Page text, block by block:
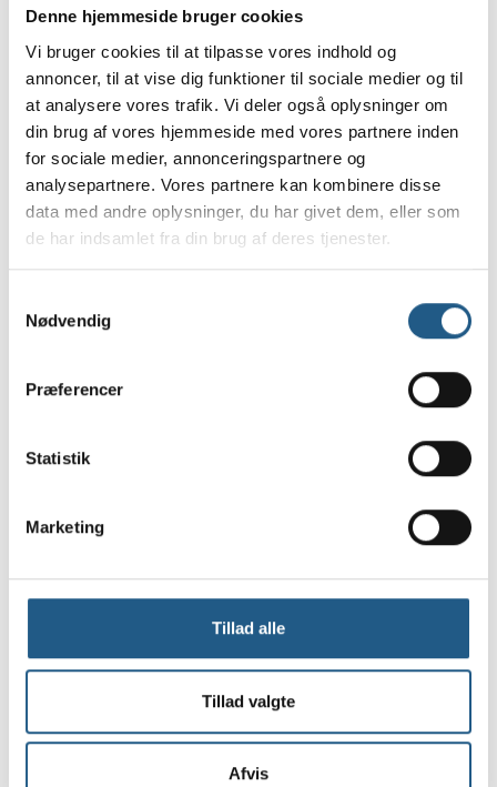
Denne hjemmeside bruger cookies
Vi bruger cookies til at tilpasse vores indhold og
annoncer, til at vise dig funktioner til sociale medier og til
at analysere vores trafik. Vi deler også oplysninger om
din brug af vores hjemmeside med vores partnere inden
for sociale medier, annonceringspartnere og
analysepartnere. Vores partnere kan kombinere disse
data med andre oplysninger, du har givet dem, eller som
de har indsamlet fra din brug af deres tjenester.
Nødvendig
Præferencer
Statistik
Marketing
Tillad alle
Tillad valgte
Afvis
Recept til kæledyr
Kronikermedicin (fx hjertemedicin,
epilepsimedicin o. lign.) skal bestilles
telefonisk inden kl. 12, hvis det skal
Ring til klinikken på
email
Københavns Dyrehospital